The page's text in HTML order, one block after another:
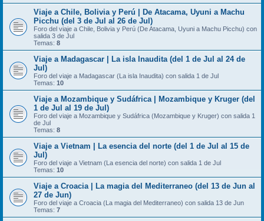
Viaje a Chile, Bolivia y Perú | De Atacama, Uyuni a Machu
Picchu (del 3 de Jul al 26 de Jul)
Foro del viaje a Chile, Bolivia y Perú (De Atacama, Uyuni a Machu Picchu) con
salida 3 de Jul
Temas: 8
Viaje a Madagascar | La isla Inaudita (del 1 de Jul al 24 de
Jul)
Foro del viaje a Madagascar (La isla Inaudita) con salida 1 de Jul
Temas: 10
Viaje a Mozambique y Sudáfrica | Mozambique y Kruger (del
1 de Jul al 19 de Jul)
Foro del viaje a Mozambique y Sudáfrica (Mozambique y Kruger) con salida 1
de Jul
Temas: 8
Viaje a Vietnam | La esencia del norte (del 1 de Jul al 15 de
Jul)
Foro del viaje a Vietnam (La esencia del norte) con salida 1 de Jul
Temas: 10
Viaje a Croacia | La magia del Mediterraneo (del 13 de Jun al
27 de Jun)
Foro del viaje a Croacia (La magia del Mediterraneo) con salida 13 de Jun
Temas: 7